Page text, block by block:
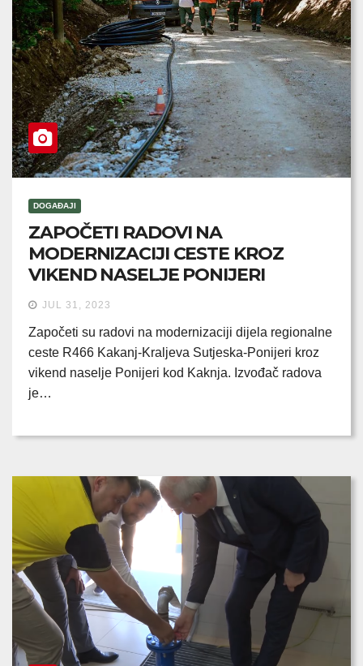
DOGAĐAJI
ZAPOČETI RADOVI NA
MODERNIZACIJI CESTE KROZ
VIKEND NASELJE PONIJERI
JUL 31, 2023
Započeti su radovi na modernizaciji dijela regionalne
ceste R466 Kakanj-Kraljeva Sutjeska-Ponijeri kroz
vikend naselje Ponijeri kod Kaknja. Izvođač radova
je…